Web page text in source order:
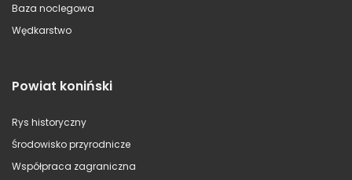
Baza noclegowa
Wędkarstwo
Powiat koniński
Rys historyczny
Środowisko przyrodnicze
Współpraca zagraniczna